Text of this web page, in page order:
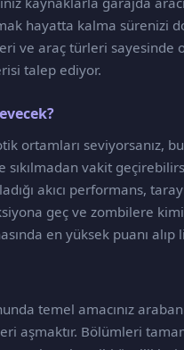
hayatta kalma sürenizi
ve araç türleri
talep ediyor.
ortamları seviyorsanız,
sıkılmadan vakit
akıcı performans,
geç ve zombilere
en yüksek puanı
temel amacınız
aşmaktır. Bölümleri